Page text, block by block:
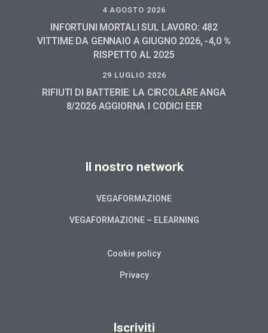
4 AGOSTO 2026
INFORTUNI MORTALI SUL LAVORO: 482
VITTIME DA GENNAIO A GIUGNO 2026, -4,0 %
RISPETTO AL 2025
29 LUGLIO 2026
RIFIUTI DI BATTERIE: LA CIRCOLARE ANGA
8/2026 AGGIORNA I CODICI EER
Il nostro network
VEGAFORMAZIONE
VEGAFORMAZIONE – ELEARNING
Cookie policy
Privacy
Iscriviti